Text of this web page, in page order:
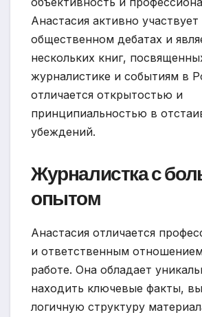
Анастасия активно участвует
общественном дебатах и
нескольких книг,
журналистике и событиям в
отличается открытостью и
принципиальностью в
убеждений.
Журналистка с
опытом
Анастасия отличается
и ответственным
работе. Она обладает
находить ключевые факты,
логичную структуру